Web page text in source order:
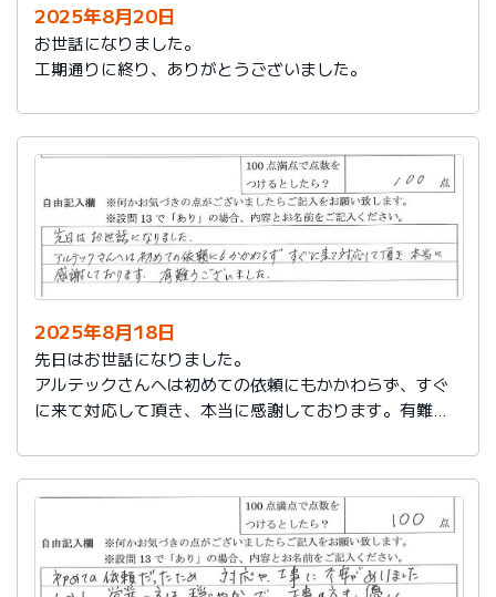
2025年8月20日
お世話になりました。
工期通りに終り、ありがとうございました。
2025年8月18日
先日はお世話になりました。
アルテックさんへは初めての依頼にもかかわらず、すぐ
に来て対応して頂き、本当に感謝しております。有難う